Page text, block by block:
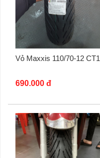
Vỏ Maxxis 110/70-12 CT1
690.000 đ